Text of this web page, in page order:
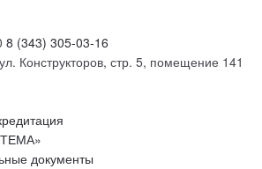
8 (343) 305-03-16
Конструкторов, стр. 5, помещение 141
документы